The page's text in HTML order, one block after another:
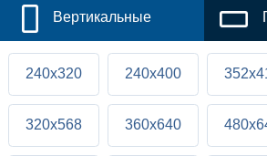
Вертикальные
240x320 240x400
320x568 360x640